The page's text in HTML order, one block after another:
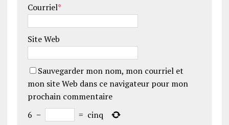
Courriel*
Site Web
Sauvegarder mon nom, mon courriel et
mon site Web dans ce navigateur pour mon
prochain commentaire
6 − = cinq